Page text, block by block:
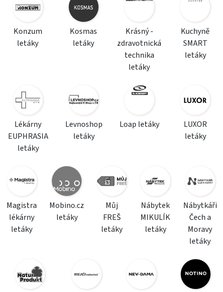
Konzum
letáky
Kosmas
letáky
Krásný -
zdravotnická
technika
letáky
Kuchyně
SMART
letáky
Lékárny
EUPHRASIA
letáky
Levnoshop
letáky
Loap letáky
LUXOR
letáky
Magistra
lékárny
letáky
Mobino.cz
letáky
Můj
FREŠ
letáky
Nábytek
MIKULÍK
letáky
Nábytkáři
Čech a
Moravy
letáky